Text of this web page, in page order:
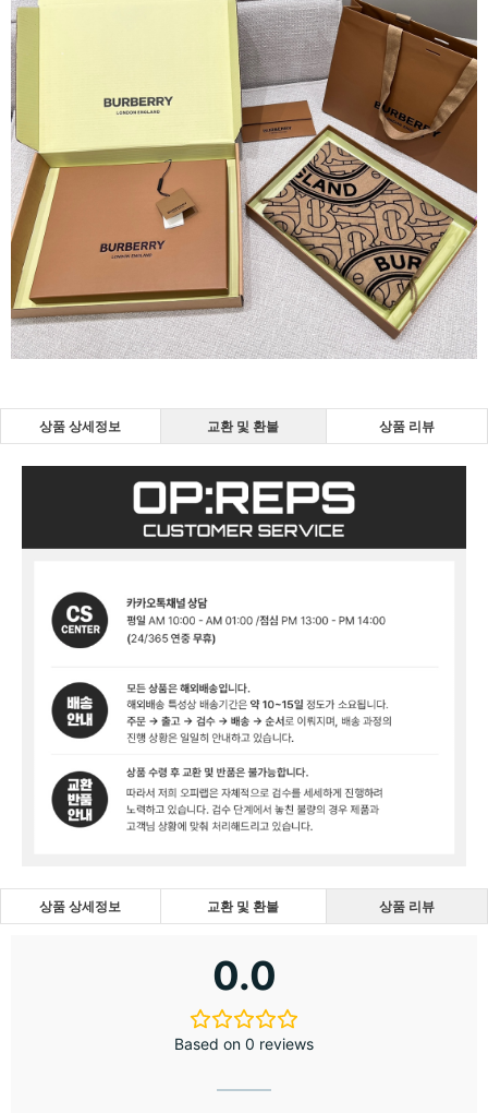
상품 상세정보 교환 및 환불 상품 리뷰
상품 상세정보 교환 및 환불 상품 리뷰
0.0
Based on 0 reviews